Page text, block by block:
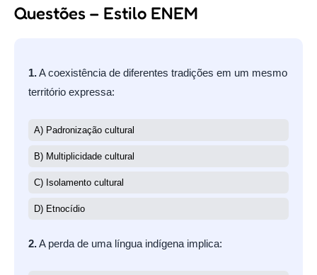
Questões – Estilo ENEM
1.A coexistência de diferentes tradições em um mesmo
território expressa:
A) Padronização cultural
B) Multiplicidade cultural
C) Isolamento cultural
D) Etnocídio
2.A perda de uma língua indígena implica: